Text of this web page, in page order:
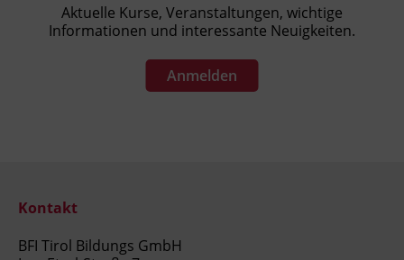
Aktuelle Kurse, Veranstaltungen, wichtige
Informationen und interessante Neuigkeiten.
Anmelden
Kontakt
BFI Tirol Bildungs GmbH